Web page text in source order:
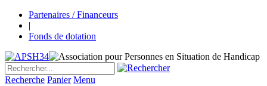
Partenaires / Financeurs
|
Fonds de dotation
Recherche Panier Menu